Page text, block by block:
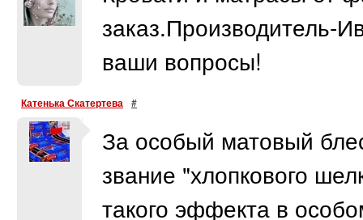
заказ.Производитель-
ваши вопросы!
Катенька Скатертева #
За особый матовый
звание "хлопкового
такого эффекта в